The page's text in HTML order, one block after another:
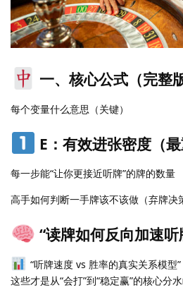
一、核心公式（完整
每个变量什么意思（关键）
E：有效进张密度（最
每一步能“让你更接近听牌”的牌的数量
高手如何判断一手牌该不该做（弃牌决
“读牌如何反向加速听
“听牌速度 vs 胜率的真实关系模型”
这些才是从“会打”到“稳定赢”的核心分水